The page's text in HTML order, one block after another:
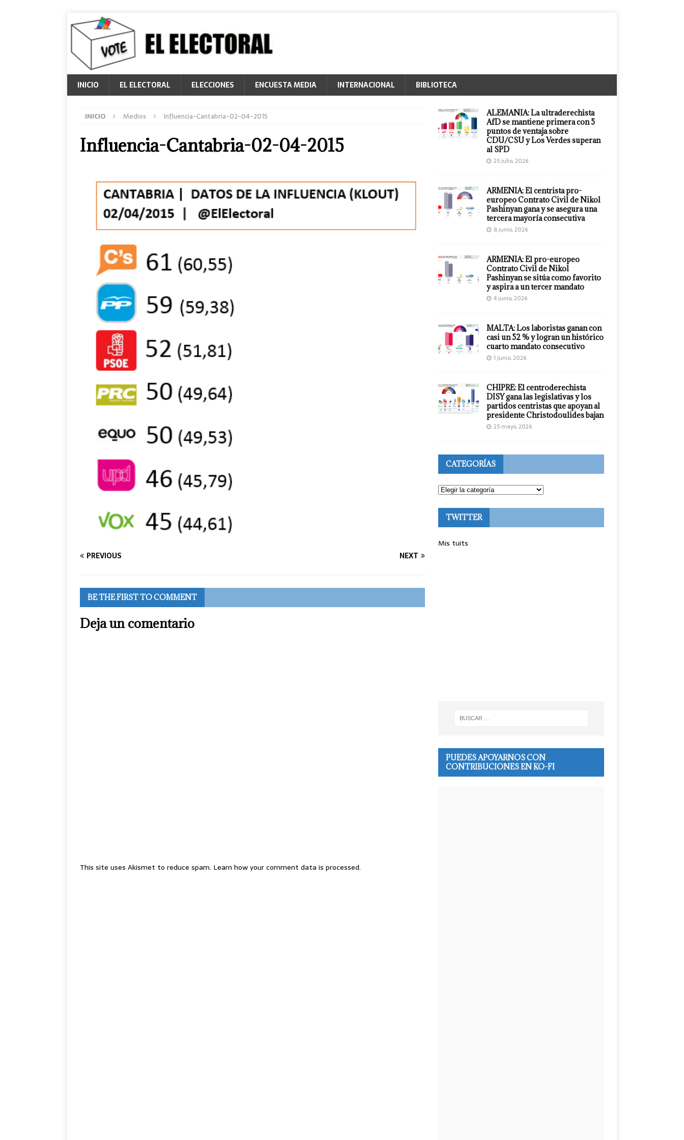
INICIO EL ELECTORAL ELECCIONES ENCUESTA MEDIA INTERNACIONAL BIBLIOTECA
INICIO Medios Influencia-Cantabria-02-04-2015
Influencia-Cantabria-02-04-2015
PREVIOUS NEXT
BE THE FIRST TO COMMENT
Deja un comentario
This site uses Akismet to reduce spam. Learn how your comment data is processed.
ALEMANIA: La ultraderechista
AfD se mantiene primera con 5
puntos de ventaja sobre
CDU/CSU y Los Verdes superan
al SPD
25 julio, 2026
ARMENIA: El centrista pro-
europeo Contrato Civil de Nikol
Pashinyan gana y se asegura una
tercera mayoría consecutiva
8 junio, 2026
ARMENIA: El pro-europeo
Contrato Civil de Nikol
Pashinyan se sitúa como favorito
y aspira a un tercer mandato
4 junio, 2026
MALTA: Los laboristas ganan con
casi un 52 % y logran un histórico
cuarto mandato consecutivo
1 junio, 2026
CHIPRE: El centroderechista
DISY gana las legislativas y los
partidos centristas que apoyan al
presidente Christodoulides bajan
25 mayo, 2026
CATEGORÍAS
TWITTER
Mis tuits
PUEDES APOYARNOS CON
CONTRIBUCIONES EN KO-FI